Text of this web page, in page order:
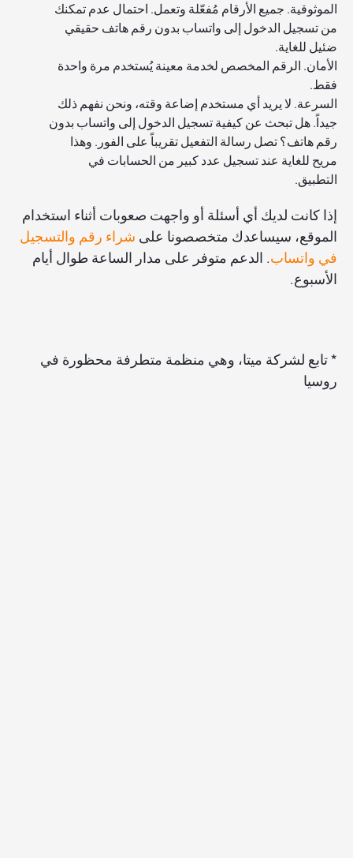
الموثوقية. جميع الأرقام مُفعّلة وتعمل. احتمال عدم تمكنك
من تسجيل الدخول إلى واتساب بدون رقم هاتف حقيقي
ضئيل للغاية.
الأمان. الرقم المخصص لخدمة معينة يُستخدم مرة واحدة
فقط.
السرعة. لا يريد أي مستخدم إضاعة وقته، ونحن نفهم ذلك
جيداً. هل تبحث عن كيفية تسجيل الدخول إلى واتساب بدون
رقم هاتف؟ تصل رسالة التفعيل تقريباً على الفور. وهذا
مريح للغاية عند تسجيل عدد كبير من الحسابات في
التطبيق.
إذا كانت لديك أي أسئلة أو واجهت صعوبات أثناء استخدام
الموقع، سيساعدك متخصصونا على شراء رقم والتسجيل
في واتساب. الدعم متوفر على مدار الساعة طوال أيام
الأسبوع.
* تابع لشركة ميتا، وهي منظمة متطرفة محظورة في
روسيا